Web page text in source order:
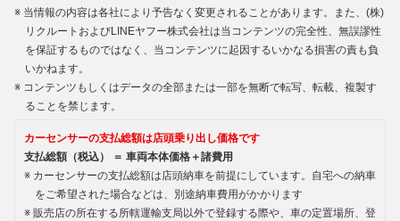
当情報の内容は各社により予告なく変更されることがあります。また、(株)
リクルートおよびLINEヤフー株式会社は当コンテンツの完全性、無誤謬性
を保証するものではなく、当コンテンツに起因するいかなる損害の責も負
いかねます。
コンテンツもしくはデータの全部または一部を無断で転写、転載、複製す
ることを禁じます。
カーセンサーの支払総額は店頭乗り出し価格です
支払総額（税込） ＝ 車両本体価格＋諸費用
カーセンサーの支払総額は店頭納車を前提にしています。自宅への納車
をご希望された場合などは、別途納車費用がかかります
販売店の所在する所轄運輸支局以外で登録する際や、車の定置場所、登